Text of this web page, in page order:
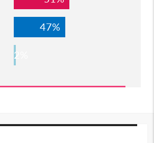
47%
2%